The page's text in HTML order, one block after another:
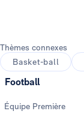
Thèmes connexes
Basket-ball
Football
Équipe Première